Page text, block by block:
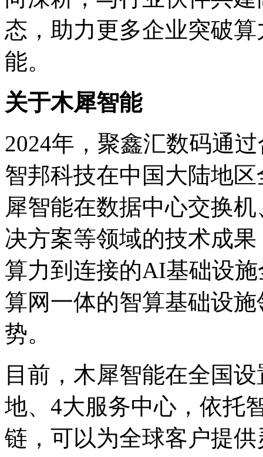
态，助力更多企业突破
能。
关于木犀智能
2024年，聚鑫汇数码通
智邦科技在中国大陆地
犀智能在数据中心交换机
决方案等领域的技术成果
算力到连接的AI基础设施
算网一体的智算基础设
势。
目前，木犀智能在全国
地、4大服务中心，
链，可以为全球客户提